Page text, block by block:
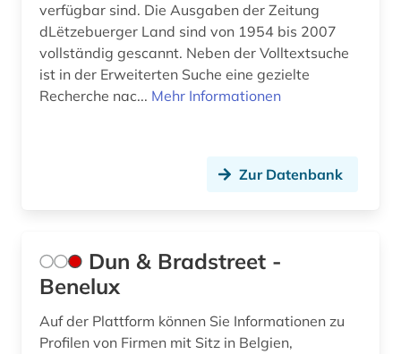
verfügbar sind. Die Ausgaben der Zeitung
dLëtzebuerger Land sind von 1954 bis 2007
vollständig gescannt. Neben der Volltextsuche
ist in der Erweiterten Suche eine gezielte
Recherche nac... Mehr Informationen
Zur Datenbank
Dun & Bradstreet -
Benelux
Auf der Plattform können Sie Informationen zu
Profilen von Firmen mit Sitz in Belgien,